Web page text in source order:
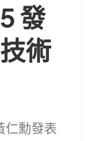
發
術
仁勳發表